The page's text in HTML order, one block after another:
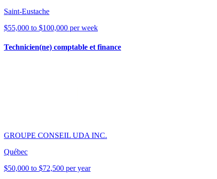
Saint-Eustache
$55,000 to $100,000 per week
Technicien(ne) comptable et finance
GROUPE CONSEIL UDA INC.
Québec
$50,000 to $72,500 per year